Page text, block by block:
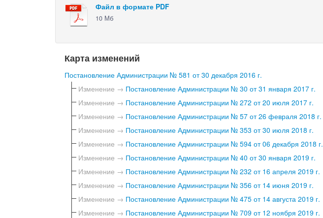
Файл в формате PDF
10 Мб
Карта изменений
Постановление Администрации № 581 от 30 декабря 2016 г.
Изменение → Постановление Администрации № 30 от 31 января 2017 г.
Изменение → Постановление Администрации № 272 от 20 июля 2017 г.
Изменение → Постановление Администрации № 57 от 26 февраля 2018 г.
Изменение → Постановление Администрации № 353 от 30 июля 2018 г.
Изменение → Постановление Администрации № 594 от 06 декабря 2018 г.
Изменение → Постановление Администрации № 40 от 30 января 2019 г.
Изменение → Постановление Администрации № 232 от 16 апреля 2019 г.
Изменение → Постановление Администрации № 356 от 14 июня 2019 г.
Изменение → Постановление Администрации № 475 от 14 августа 2019 г.
Изменение → Постановление Администрации № 709 от 12 ноября 2019 г.